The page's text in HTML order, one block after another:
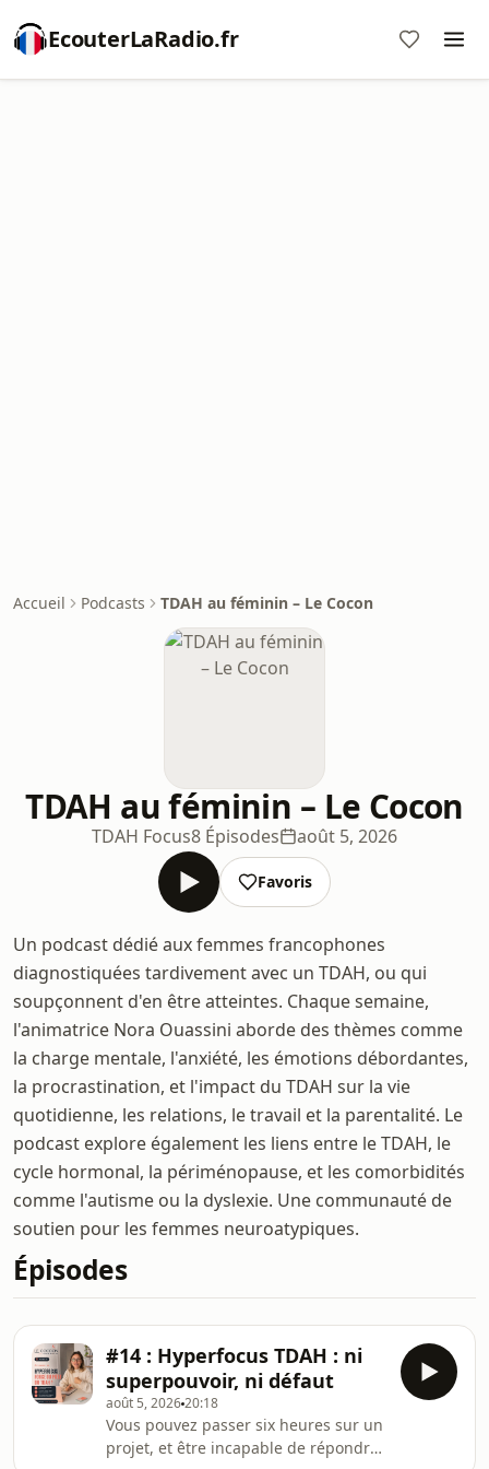
EcouterLaRadio.fr
Accueil Podcasts TDAH au féminin – Le Cocon
TDAH au féminin – Le Cocon
TDAH Focus8 Épisodes août 5, 2026
Favoris
Un podcast dédié aux femmes francophones
diagnostiquées tardivement avec un TDAH, ou qui
soupçonnent d'en être atteintes. Chaque semaine,
l'animatrice Nora Ouassini aborde des thèmes comme
la charge mentale, l'anxiété, les émotions débordantes,
la procrastination, et l'impact du TDAH sur la vie
quotidienne, les relations, le travail et la parentalité. Le
podcast explore également les liens entre le TDAH, le
cycle hormonal, la périménopause, et les comorbidités
comme l'autisme ou la dyslexie. Une communauté de
soutien pour les femmes neuroatypiques.
Épisodes
#14 : Hyperfocus TDAH : ni
superpouvoir, ni défaut
août 5, 202620:18
Vous pouvez passer six heures sur un
projet, et être incapable de répondre